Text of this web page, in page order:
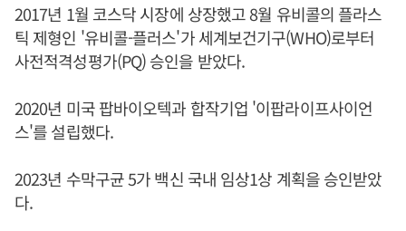
2017년 1월 코스닥 시장에 상장했고 8월 유비콜의 플라스
틱 제형인 '유비콜-플러스'가 세계보건기구(WHO)로부터
사전적격성평가(PQ) 승인을 받았다.
2020년 미국 팝바이오텍과 합작기업 '이팝라이프사이언
스'를 설립했다.
2023년 수막구균 5가 백신 국내 임상1상 계획을 승인받았
다.